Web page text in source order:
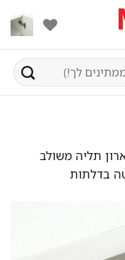
תליה משולב
בדלתות